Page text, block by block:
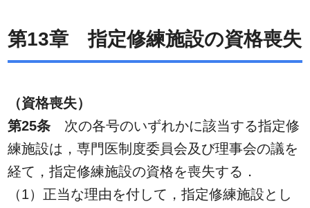
第13章 指定修練施設の資格喪失
（資格喪失）
第25条 次の各号のいずれかに該当する指定修
練施設は，専門医制度委員会及び理事会の議を
経て，指定修練施設の資格を喪失する．
（1）正当な理由を付して，指定修練施設とし